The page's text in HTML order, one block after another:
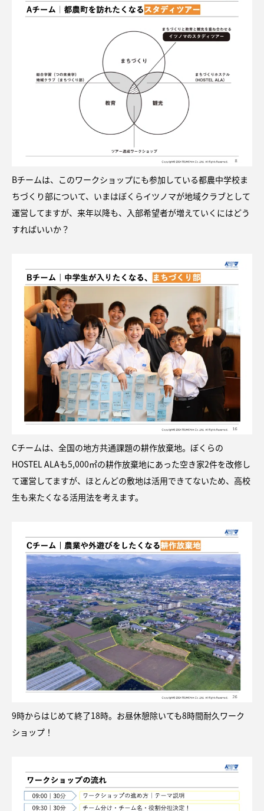
Bチームは、このワークショップにも参加している都農中学校ま
ちづくり部について、いまはぼくらイツノマが地域クラブとして
運営してますが、来年以降も、入部希望者が増えていくにはどう
すればいいか？
Cチームは、全国の地方共通課題の耕作放棄地。ぼくらの
HOSTEL ALAも5,000㎡の耕作放棄地にあった空き家2件を改修し
て運営してますが、ほとんどの敷地は活用できてないため、高校
生も来たくなる活用法を考えます。
9時からはじめて終了18時。お昼休憩除いても8時間耐久ワーク
ショップ！